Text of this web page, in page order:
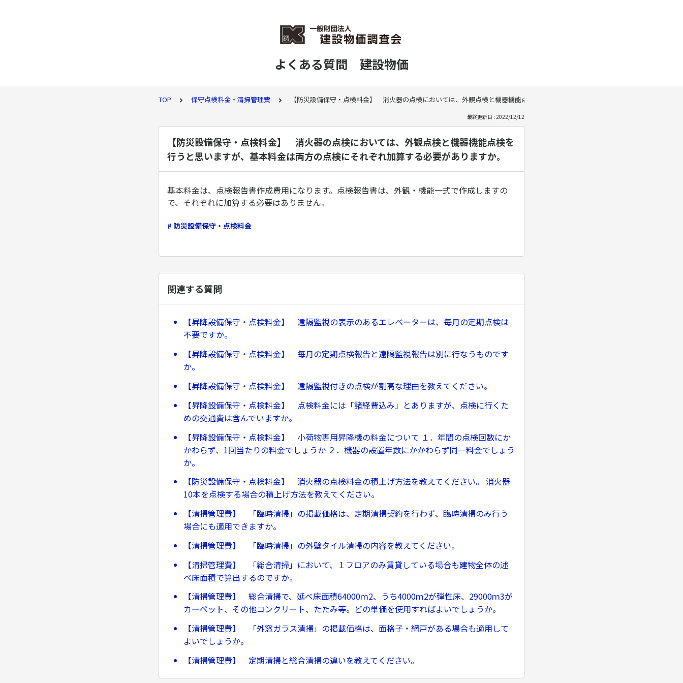
よくある質問 建設物価
TOP 保守点検料金・清掃管理費 【防災設備保守・点検料金】 消火器の点検においては、外観点検と機器機能点検を行うと思いますが、基本料金は両方の点検に
最終更新日 : 2022/12/12
【防災設備保守・点検料金】 消火器の点検においては、外観点検と機器機能点検を
行うと思いますが、基本料金は両方の点検にそれぞれ加算する必要がありますか。
基本料金は、点検報告書作成費用になります。点検報告書は、外観・機能一式で作成しますの
で、それぞれに加算する必要はありません。
# 防災設備保守・点検料金
関連する質問
【昇降設備保守・点検料金】 遠隔監視の表示のあるエレベーターは、毎月の定期点検は
不要ですか。
【昇降設備保守・点検料金】 毎月の定期点検報告と遠隔監視報告は別に行なうものです
か。
【昇降設備保守・点検料金】 遠隔監視付きの点検が割高な理由を教えてください。
【昇降設備保守・点検料金】 点検料金には「諸経費込み」とありますが、点検に行くた
めの交通費は含んでいますか。
【昇降設備保守・点検料金】 小荷物専用昇降機の料金について １．年間の点検回数にか
かわらず、1回当たりの料金でしょうか ２．機器の設置年数にかかわらず同一料金でしょう
か。
【防災設備保守・点検料金】 消火器の点検料金の積上げ方法を教えてください。 消火器
10本を点検する場合の積上げ方法を教えてください。
【清掃管理費】 「臨時清掃」の掲載価格は、定期清掃契約を行わず、臨時清掃のみ行う
場合にも適用できますか。
【清掃管理費】 「臨時清掃」の外壁タイル清掃の内容を教えてください。
【清掃管理費】 「総合清掃」において、１フロアのみ賃貸している場合も建物全体の述
べ床面積で算出するのですか。
【清掃管理費】 総合清掃で、延べ床面積64000ｍ2、うち4000ｍ2が弾性床、29000ｍ3が
カーペット、その他コンクリート、たたみ等。どの単価を使用すればよいでしょうか。
【清掃管理費】 「外窓ガラス清掃」の掲載価格は、面格子・網戸がある場合も適用して
よいでしょうか。
【清掃管理費】 定期清掃と総合清掃の違いを教えてください。